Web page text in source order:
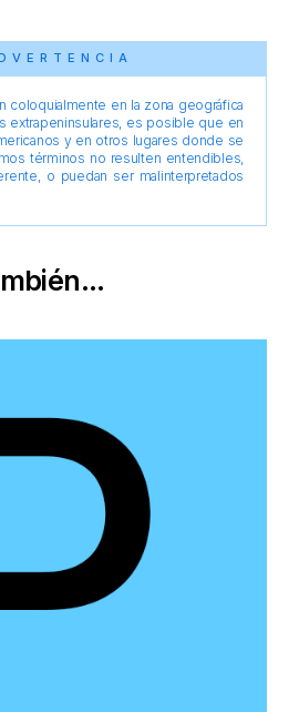
coloquialmente en la zona geográfica
extrapeninsulares, es posible que en
y en otros lugares donde se
términos no resulten entendibles,
o puedan ser malinterpretados